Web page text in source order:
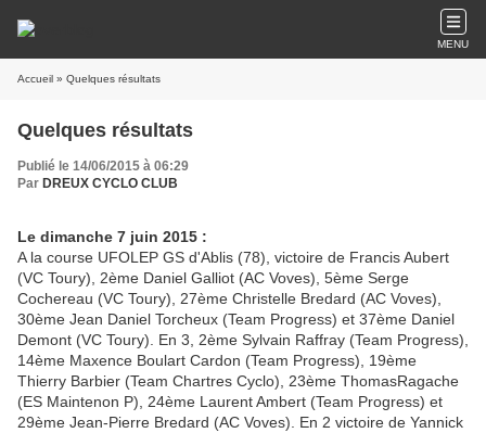
MENU
Accueil » Quelques résultats
Quelques résultats
Publié le 14/06/2015 à 06:29
Par DREUX CYCLO CLUB
Le dimanche 7 juin 2015 :
A la course UFOLEP GS d'Ablis (78), victoire de Francis Aubert
(VC Toury), 2ème Daniel Galliot (AC Voves), 5ème Serge
Cochereau (VC Toury), 27ème Christelle Bredard (AC Voves),
30ème Jean Daniel Torcheux (Team Progress) et 37ème Daniel
Demont (VC Toury). En 3, 2ème Sylvain Raffray (Team Progress),
14ème Maxence Boulart Cardon (Team Progress), 19ème
Thierry Barbier (Team Chartres Cyclo), 23ème ThomasRagache
(ES Maintenon P), 24ème Laurent Ambert (Team Progress) et
29ème Jean-Pierre Bredard (AC Voves). En 2 victoire de Yannick